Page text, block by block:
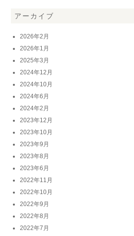
アーカイブ
2026年2月
2026年1月
2025年3月
2024年12月
2024年10月
2024年6月
2024年2月
2023年12月
2023年10月
2023年9月
2023年8月
2023年6月
2022年11月
2022年10月
2022年9月
2022年8月
2022年7月